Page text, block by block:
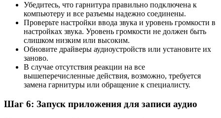
Убедитесь, что гарнитура правильно подключена к
компьютеру и все разъемы надежно соединены.
Проверьте настройки ввода звука и уровень громкости в
настройках звука. Уровень громкости не должен быть
слишком низким или высоким.
Обновите драйверы аудиоустройств или установите их
заново.
В случае отсутствия реакции на все
вышеперечисленные действия, возможно, требуется
замена гарнитуры или обращение к специалисту.
Шаг 6: Запуск приложения для записи аудио